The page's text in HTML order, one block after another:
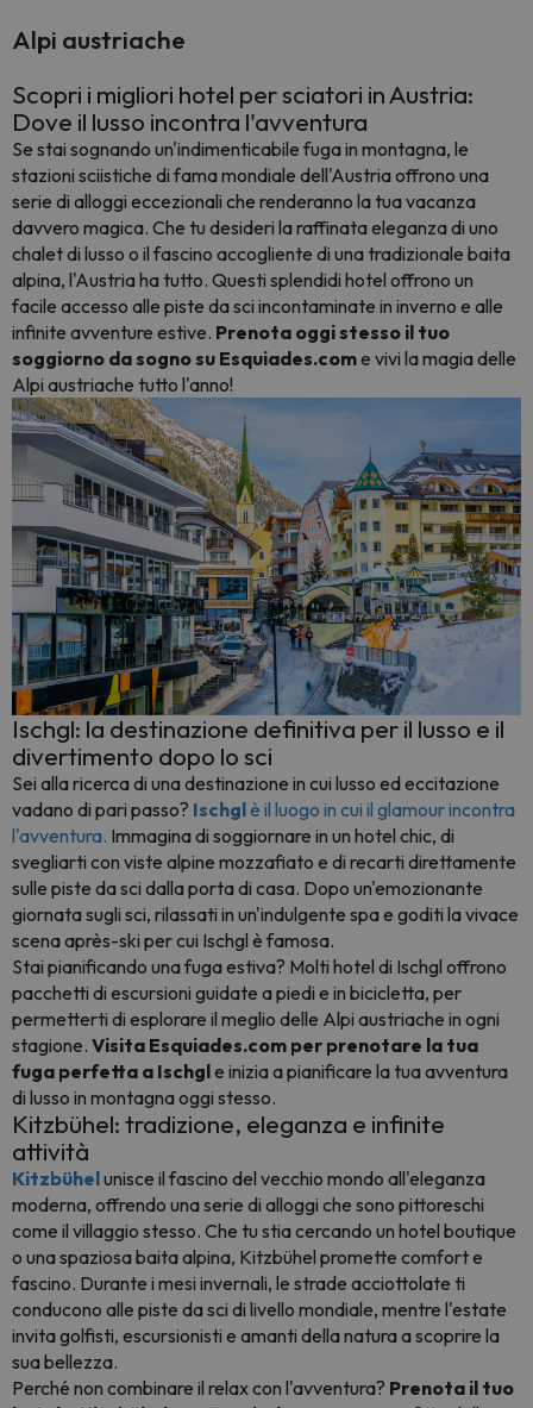
Alpi austriache
Scopri i migliori hotel per sciatori in Austria:
Dove il lusso incontra l'avventura
Se stai sognando un'indimenticabile fuga in montagna, le
stazioni sciistiche di fama mondiale dell'Austria offrono una
serie di alloggi eccezionali che renderanno la tua vacanza
davvero magica. Che tu desideri la raffinata eleganza di uno
chalet di lusso o il fascino accogliente di una tradizionale baita
alpina, l'Austria ha tutto. Questi splendidi hotel offrono un
facile accesso alle piste da sci incontaminate in inverno e alle
infinite avventure estive. Prenota oggi stesso il tuo
soggiorno da sogno su Esquiades.come vivi la magia delle
Alpi austriache tutto l'anno!
Ischgl: la destinazione definitiva per il lusso e il
divertimento dopo lo sci
Sei alla ricerca di una destinazione in cui lusso ed eccitazione
vadano di pari passo? Ischglè il luogo in cui il glamour incontra
l'avventura. Immagina di soggiornare in un hotel chic, di
svegliarti con viste alpine mozzafiato e di recarti direttamente
sulle piste da sci dalla porta di casa. Dopo un'emozionante
giornata sugli sci, rilassati in un'indulgente spa e goditi la vivace
scena après-ski per cui Ischgl è famosa.
Stai pianificando una fuga estiva? Molti hotel di Ischgl offrono
pacchetti di escursioni guidate a piedi e in bicicletta, per
permetterti di esplorare il meglio delle Alpi austriache in ogni
stagione. Visita Esquiades.com per prenotare la tua
fuga perfetta a Ischgle inizia a pianificare la tua avventura
di lusso in montagna oggi stesso.
Kitzbühel: tradizione, eleganza e infinite
attività
Kitzbühelunisce il fascino del vecchio mondo all'eleganza
moderna, offrendo una serie di alloggi che sono pittoreschi
come il villaggio stesso. Che tu stia cercando un hotel boutique
o una spaziosa baita alpina, Kitzbühel promette comfort e
fascino. Durante i mesi invernali, le strade acciottolate ti
conducono alle piste da sci di livello mondiale, mentre l'estate
invita golfisti, escursionisti e amanti della natura a scoprire la
sua bellezza.
Perché non combinare il relax con l'avventura? Prenota il tuo